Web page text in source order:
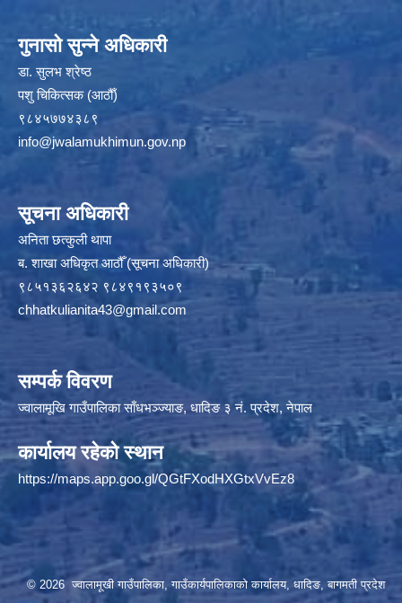
गुनासो सुन्ने अधिकारी
डा. सुलभ श्रेष्ठ
पशु चिकित्सक (आठौँ)
९८४५७७४३८९
info@jwalamukhimun.gov.np
सूचना अधिकारी
अनिता छत्कुली थापा
ब. शाखा अधिकृत आठौँ (सूचना अधिकारी)
९८५१३६२६४२ ९८४९१९३५०९
chhatkulianita43@gmail.com
सम्पर्क विवरण
ज्वालामूखि गाउँपालिका साँधभञ्ज्याङ, धादिङ ३ नं. प्रदेश, नेपाल
कार्यालय रहेको स्थान
https://maps.app.goo.gl/QGtFXodHXGtxVvEz8
© 2026 ज्वालामूखी गाउँपालिका, गाउँकार्यपालिकाको कार्यालय, धादिङ, बागमती प्रदेश